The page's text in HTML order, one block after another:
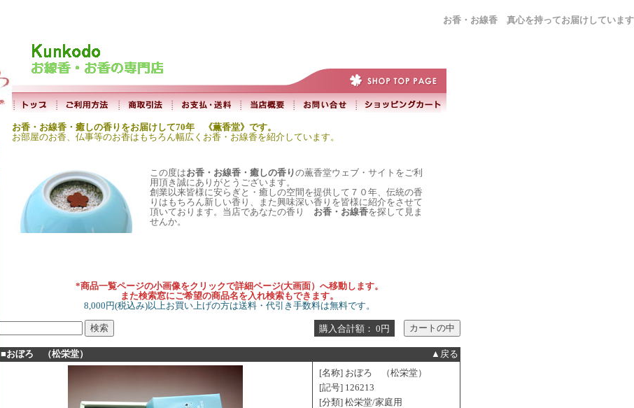
お香・お線香 真心を持ってお届けしています
お香・お線香・癒しの香りをお届けして70年 《薫香堂》です。
お部屋のお香、仏事等のお香はもちろん幅広くお香・お線香を紹介しています。
この度はお香・お線香・癒しの香りの薫香堂ウェブ・サイトをご利
用頂き誠にありがとうございます。
創業以来皆様に安らぎと・癒しの空間を提供して７０年、伝統の香
りはもちろん新しい香り、また興味深い香りを皆様に紹介をさせて
頂いております。当店であなたの香り お香・お線香を探して見ま
せんか。
*商品一覧ページの小画像をクリックで詳細ページ(大画面）へ移動します。
また検索窓にご希望の商品名を入れ検索もできます。
8,000円(税込み)以上お買い上げの方は送料・代引き手数料は無料です。
購入合計額： 0円
■おぼろ （松栄堂）
▲戻る
[名称] おぼろ （松栄堂）
[記号] 126213
[分類] 松栄堂/家庭用